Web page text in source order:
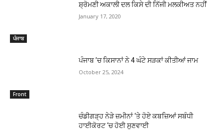
ਪੰਜਾਬ
ਸ਼੍ਰੋਮਣੀ ਅਕਾਲੀ ਦਲ ਕਿਸੇ ਦੀ ਨਿੱਜੀ ਮਲਕੀਅਤ ਨਹੀਂ
January 17, 2020
Front
ਪੰਜਾਬ ’ਚ ਕਿਸਾਨਾਂ ਨੇ 4 ਘੰਟੇ ਸੜਕਾਂ ਕੀਤੀਆਂ ਜਾਮ
October 25, 2024
ਚੰਡੀਗੜ੍ਹ ਨੇੜੇ ਜ਼ਮੀਨਾਂ ‘ਤੇ ਹੋਏ ਕਬਜ਼ਿਆਂ ਸਬੰਧੀ
ਹਾਈਕੋਰਟ ‘ਚ ਹੋਈ ਸੁਣਵਾਈ